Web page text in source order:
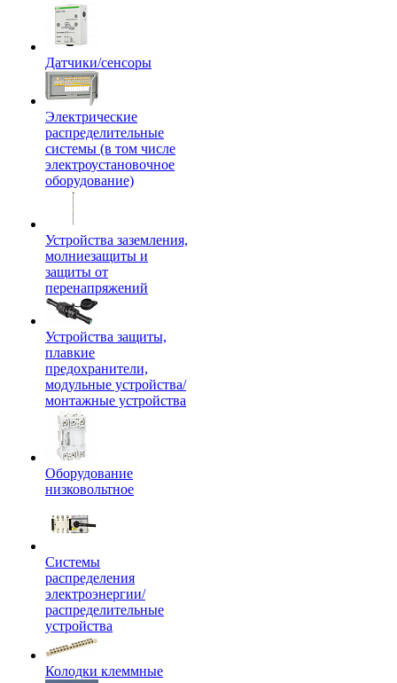
Датчики/сенсоры
Электрические
распределительные
системы (в том числе
электроустановочное
оборудование)
Устройства заземления,
молниезащиты и
защиты от
перенапряжений
Устройства защиты,
плавкие
предохранители,
модульные устройства/
монтажные устройства
Оборудование
низковольтное
Системы
распределения
электроэнергии/
распределительные
устройства
Колодки клеммные